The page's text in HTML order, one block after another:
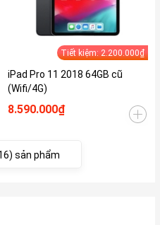
Tiết kiệm: 2.200.000₫
iPad Pro 11 2018 64GB cũ
(Wifi/4G)
8.590.000₫
sản phẩm